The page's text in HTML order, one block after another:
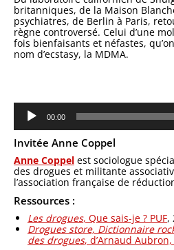
britanniques, de la Maison
psychiatres, de Berlin à Paris,
règne controversé. Celui d’une
fois bienfaisants et néfastes,
nom d’ecstasy, la MDMA.
Lecteur
audio
00:00
Invitée Anne Coppel
Anne Coppel est sociologue
des drogues et militante
l’association française de
Ressources :
Les drogues, Que sais-je ? PUF,
Drogues store, Dictionnaire
des drogues, d’Arnaud